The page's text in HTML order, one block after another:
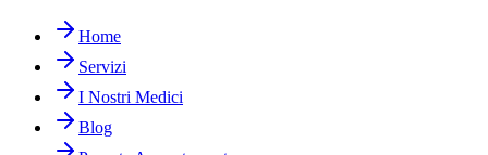
Home
Servizi
I Nostri Medici
Blog